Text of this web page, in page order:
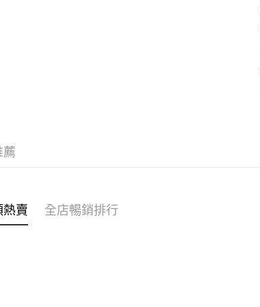
薦
賣 全店暢銷排行